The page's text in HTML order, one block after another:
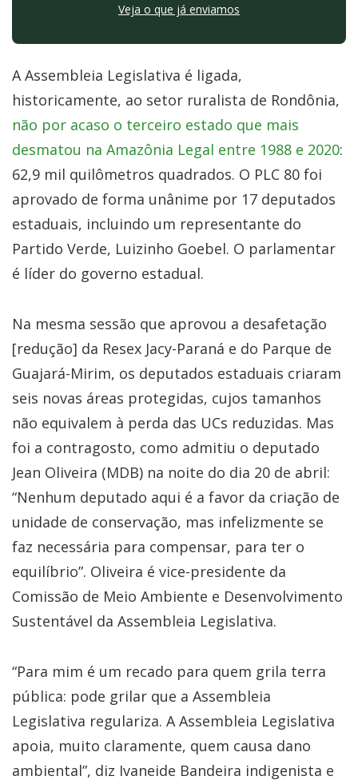
Veja o que já enviamos
A Assembleia Legislativa é ligada,
historicamente, ao setor ruralista de Rondônia,
não por acaso o terceiro estado que mais
desmatou na Amazônia Legal entre 1988 e 2020:
62,9 mil quilômetros quadrados. O PLC 80 foi
aprovado de forma unânime por 17 deputados
estaduais, incluindo um representante do
Partido Verde, Luizinho Goebel. O parlamentar
é líder do governo estadual.
Na mesma sessão que aprovou a desafetação
[redução] da Resex Jacy-Paraná e do Parque de
Guajará-Mirim, os deputados estaduais criaram
seis novas áreas protegidas, cujos tamanhos
não equivalem à perda das UCs reduzidas. Mas
foi a contragosto, como admitiu o deputado
Jean Oliveira (MDB) na noite do dia 20 de abril:
“Nenhum deputado aqui é a favor da criação de
unidade de conservação, mas infelizmente se
faz necessária para compensar, para ter o
equilíbrio”. Oliveira é vice-presidente da
Comissão de Meio Ambiente e Desenvolvimento
Sustentável da Assembleia Legislativa.
“Para mim é um recado para quem grila terra
pública: pode grilar que a Assembleia
Legislativa regulariza. A Assembleia Legislativa
apoia, muito claramente, quem causa dano
ambiental”, diz Ivaneide Bandeira indigenista e